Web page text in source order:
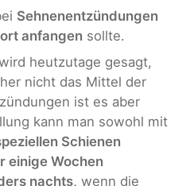
Sehnenentzündungen
anfangen sollte.
heutzutage gesagt,
nicht das Mittel der
ist es aber
kann man sowohl mit
Schienen
einige Wochen
nachts, wenn die